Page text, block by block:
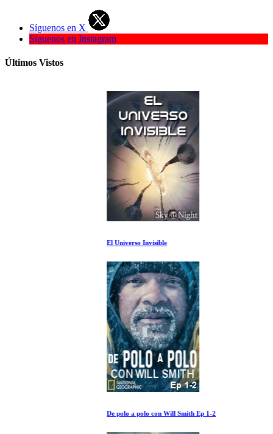
Síguenos en X
Síguenos en Instagram
Últimos Vistos
De polo a polo con Will Smith Ep 1-2